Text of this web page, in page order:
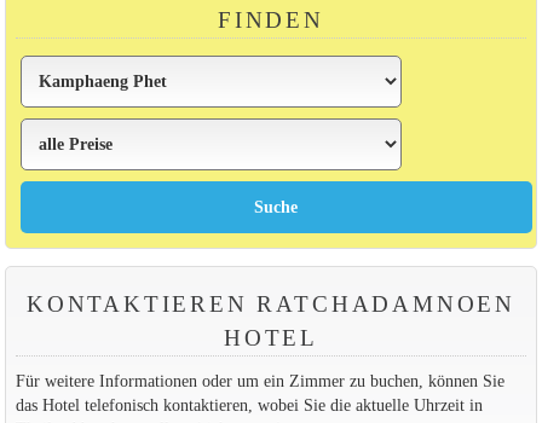
FINDEN
KONTAKTIEREN RATCHADAMNOEN
HOTEL
Für weitere Informationen oder um ein Zimmer zu buchen, können Sie
das Hotel telefonisch kontaktieren, wobei Sie die aktuelle Uhrzeit in